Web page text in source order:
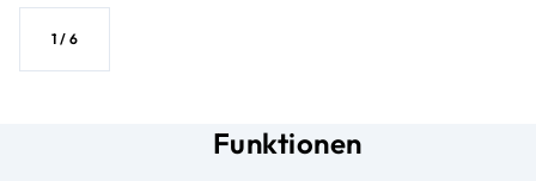
1 / 6
Funktionen